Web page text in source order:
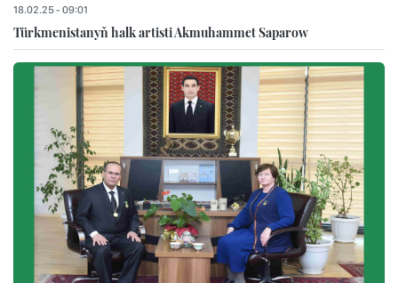
18.02.25 - 09:01
Türkmenistanyň halk artisti Akmuhammet Saparow